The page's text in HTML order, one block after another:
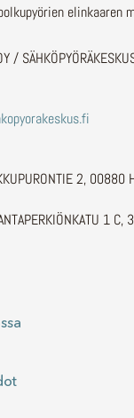
elinkaaren
/
2, 00880
1 C,